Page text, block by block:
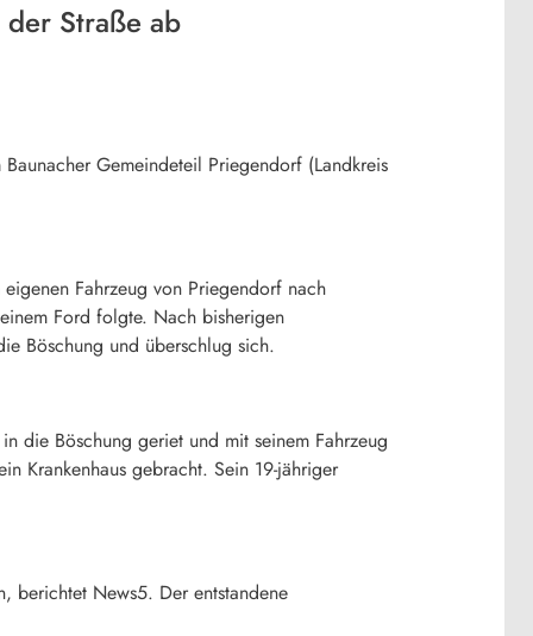
Straße ab
Gemeindeteil Priegendorf (Landkreis
Fahrzeug von Priegendorf nach
Ford folgte. Nach bisherigen
Böschung und überschlug sich.
die Böschung geriet und mit seinem Fahrzeug
Krankenhaus gebracht. Sein 19-jähriger
berichtet News5. Der entstandene